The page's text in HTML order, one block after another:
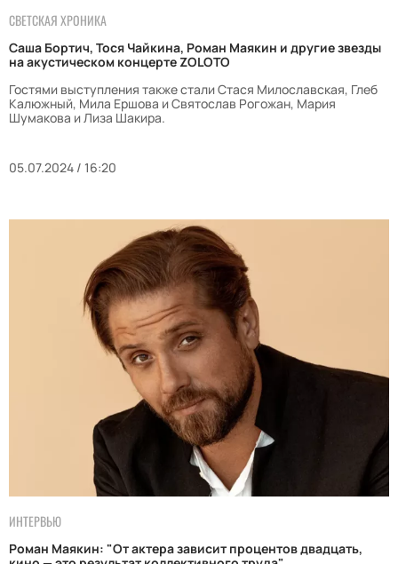
СВЕТСКАЯ ХРОНИКА
Саша Бортич, Тося Чайкина, Роман Маякин и другие звезды
на акустическом концерте ZOLOTO
Гостями выступления также стали Стася Милославская, Глеб
Калюжный, Мила Ершова и Святослав Рогожан, Мария
Шумакова и Лиза Шакира.
05.07.2024 / 16:20
ИНТЕРВЬЮ
Роман Маякин: "От актера зависит процентов двадцать,